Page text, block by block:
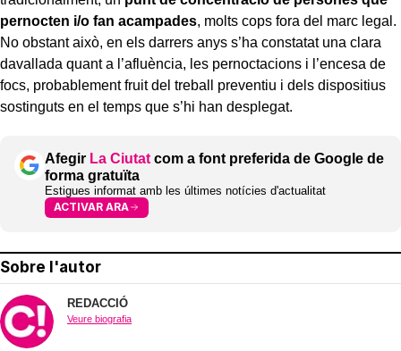
pernocten i/o fan acampades, molts cops fora del marc legal.
No obstant això, en els darrers anys s’ha constatat una clara
davallada quant a l’afluència, les pernoctacions i l’encesa de
focs, probablement fruit del treball preventiu i dels dispositius
sostinguts en el temps que s’hi han desplegat.
Afegir La Ciutat com a font preferida de Google de
forma gratuïta
Estigues informat amb les últimes notícies d'actualitat
ACTIVAR ARA
Sobre l'autor
REDACCIÓ
Veure biografia